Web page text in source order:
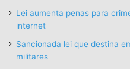
Lei aumenta penas para
internet
Sancionada lei que destina
militares